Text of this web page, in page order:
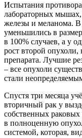
Испытания
лабораторных мышах,
железы и меланома. В
уменьшились в
в 100% случаев, а у
рост второй
препарата. Лучшие
– все опухоли
стали
Спустя три месяца
вторичный рак у
собственных раковых
в полноценную
системой, которая,